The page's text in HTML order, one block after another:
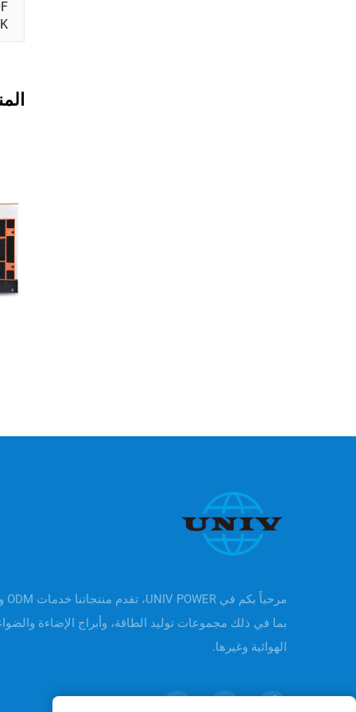
K
بما في ذلك مجموعات توليد الطاقة، وأبراج الإضاءة
الهوائية وغيرها.